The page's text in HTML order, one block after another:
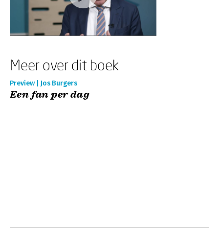
Meer over dit boek
Preview | Jos Burgers
Een fan per dag